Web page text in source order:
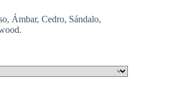
Ámbar, Cedro, Sándalo,